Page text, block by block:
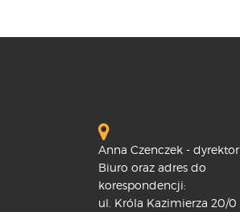
Anna Czenczek - dyrektor
Biuro oraz adres do
korespondencji:
ul. Króla Kazimierza 20/0